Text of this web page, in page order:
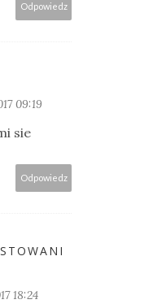
Odpowiedz
09:19
sie
Odpowiedz
18:24